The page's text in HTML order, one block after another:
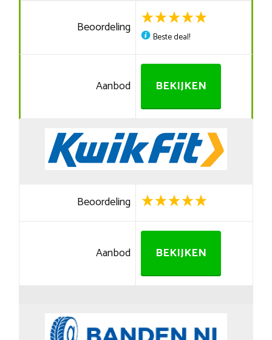
Beoordeling
Beste deal!
Aanbod BEKIJKEN
Beoordeling
Aanbod BEKIJKEN